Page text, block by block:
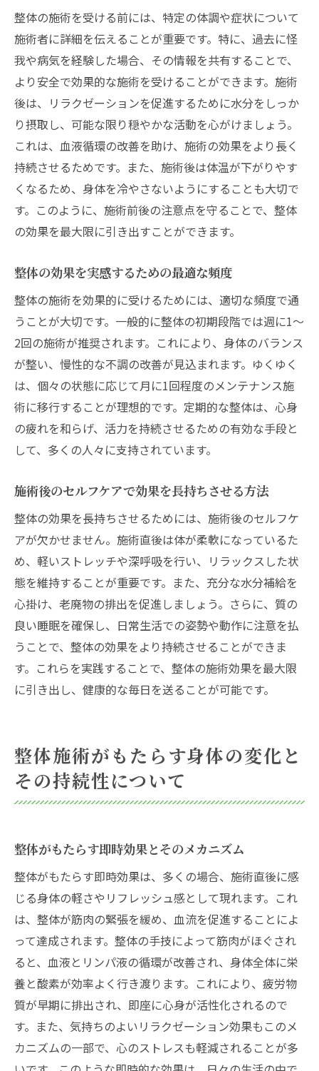
整体の施術を受ける前には、特定の体調や症状について
施術者に詳細を伝えることが重要です。特に、過去に怪
我や病気を経験した場合、その情報を共有することで、
より安全で効果的な施術を受けることができます。施術
後は、リラクゼーションを促進するために水分をしっか
り摂取し、可能な限り穏やかな活動を心がけましょう。
これは、血液循環の改善を助け、施術の効果をより長く
持続させるためです。また、施術後は体温が下がりやす
くなるため、身体を冷やさないようにすることも大切で
す。このように、施術前後の注意点を守ることで、整体
の効果を最大限に引き出すことができます。
整体の効果を実感するための最適な頻度
整体の施術を効果的に受けるためには、適切な頻度で通
うことが大切です。一般的に整体の初期段階では週に1〜
2回の施術が推奨されます。これにより、身体のバランス
が整い、慢性的な不調の改善が見込まれます。ゆくゆく
は、個々の状態に応じて月に1回程度のメンテナンス施
術に移行することが理想的です。定期的な整体は、心身
の疲れを和らげ、活力を持続させるための有効な手段と
して、多くの人々に支持されています。
施術後のセルフケアで効果を長持ちさせる方法
整体の効果を長持ちさせるためには、施術後のセルフケ
アが欠かせません。施術直後は体が柔軟になっているた
め、軽いストレッチや深呼吸を行い、リラックスした状
態を維持することが重要です。また、充分な水分補給を
心掛け、老廃物の排出を促進しましょう。さらに、質の
良い睡眠を確保し、日常生活での姿勢や動作に注意を払
うことで、整体の効果をより持続させることができま
す。これらを実践することで、整体の施術効果を最大限
に引き出し、健康的な毎日を送ることが可能です。
整体施術がもたらす身体の変化と
その持続性について
整体がもたらす即時効果とそのメカニズム
整体がもたらす即時効果は、多くの場合、施術直後に感
じる身体の軽さやリフレッシュ感として現れます。これ
は、整体が筋肉の緊張を緩め、血流を促進することによ
って達成されます。整体の手技によって筋肉がほぐされ
ると、血液とリンパ液の循環が改善され、身体全体に栄
養と酸素が効率よく行き渡ります。これにより、疲労物
質が早期に排出され、即座に心身が活性化されるので
す。また、気持ちのよいリラクゼーション効果もこのメ
カニズムの一部で、心のストレスも軽減されることが多